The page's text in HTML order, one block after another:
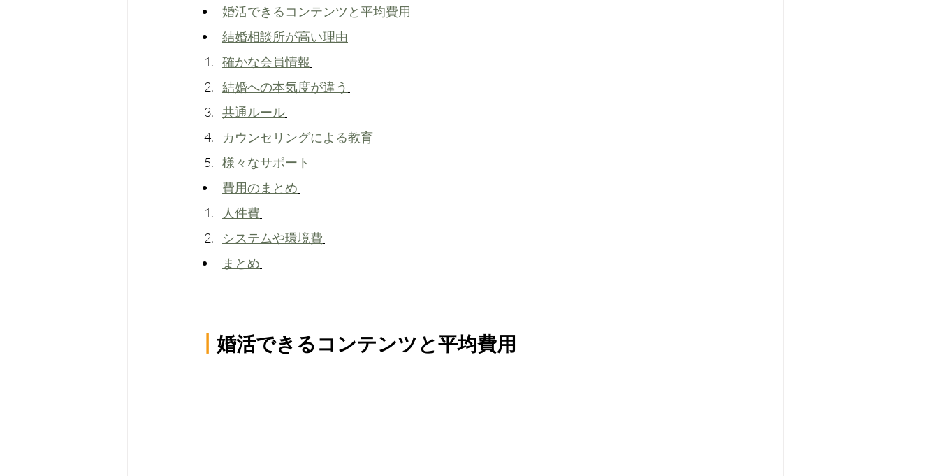
婚活できるコンテンツと平均費用
結婚相談所が高い理由
確かな会員情報
結婚への本気度が違う
共通ルール
カウンセリングによる教育
様々なサポート
費用のまとめ
人件費
システムや環境費
まとめ
婚活できるコンテンツと平均費用